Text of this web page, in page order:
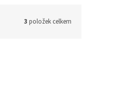
3 položek celkem